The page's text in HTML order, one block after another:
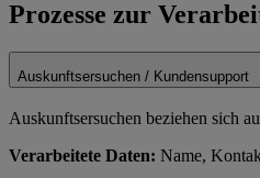
Prozesse zur
Auskunftsersuchen / Kundensupport
Auskunftsersuchen beziehen sich
Verarbeitete Daten: Name,